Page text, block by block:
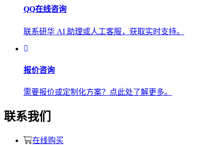
QQ在线咨询
联系研华 AI 助理或人工客服，获取实时支持。
报价咨询
需要报价或定制化方案？点此处了解更多。
联系我们
在线购买